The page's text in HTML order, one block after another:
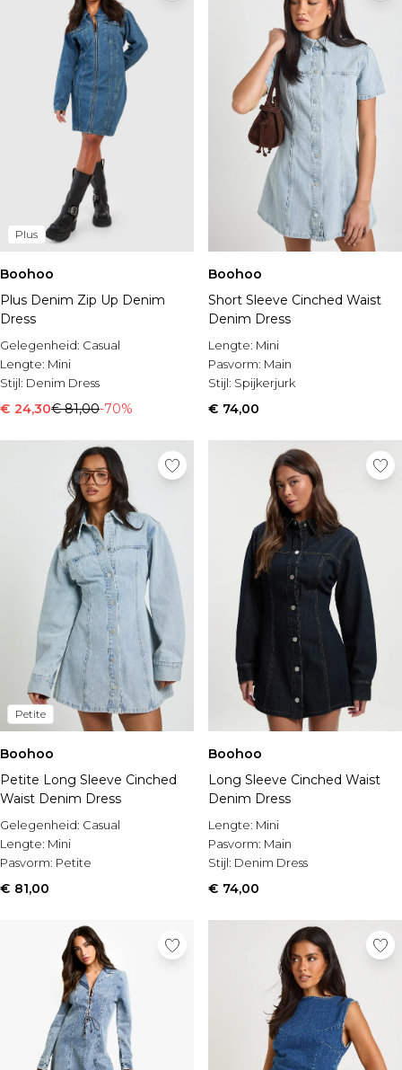
Plus
Boohoo
Plus Denim Zip Up Denim
Dress
Gelegenheid: Casual
Lengte: Mini
Stijl: Denim Dress
€ 24,30€ 81,00-70%
Boohoo
Short Sleeve Cinched Waist
Denim Dress
Lengte: Mini
Pasvorm: Main
Stijl: Spijkerjurk
€ 74,00
Petite
Boohoo
Petite Long Sleeve Cinched
Waist Denim Dress
Gelegenheid: Casual
Lengte: Mini
Pasvorm: Petite
€ 81,00
Boohoo
Long Sleeve Cinched Waist
Denim Dress
Lengte: Mini
Pasvorm: Main
Stijl: Denim Dress
€ 74,00